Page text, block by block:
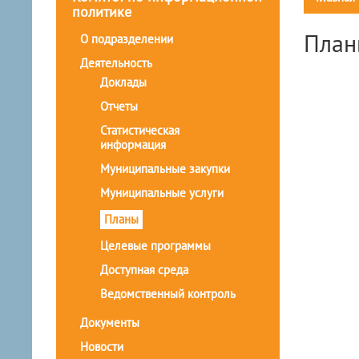
политике
О подразделении
Деятельность
Доклады
Отчеты
Статистическая
информация
Муниципальные закупки
Муниципальные услуги
Планы
Целевые программы
Доступная среда
Ведомственный контроль
Документы
Новости